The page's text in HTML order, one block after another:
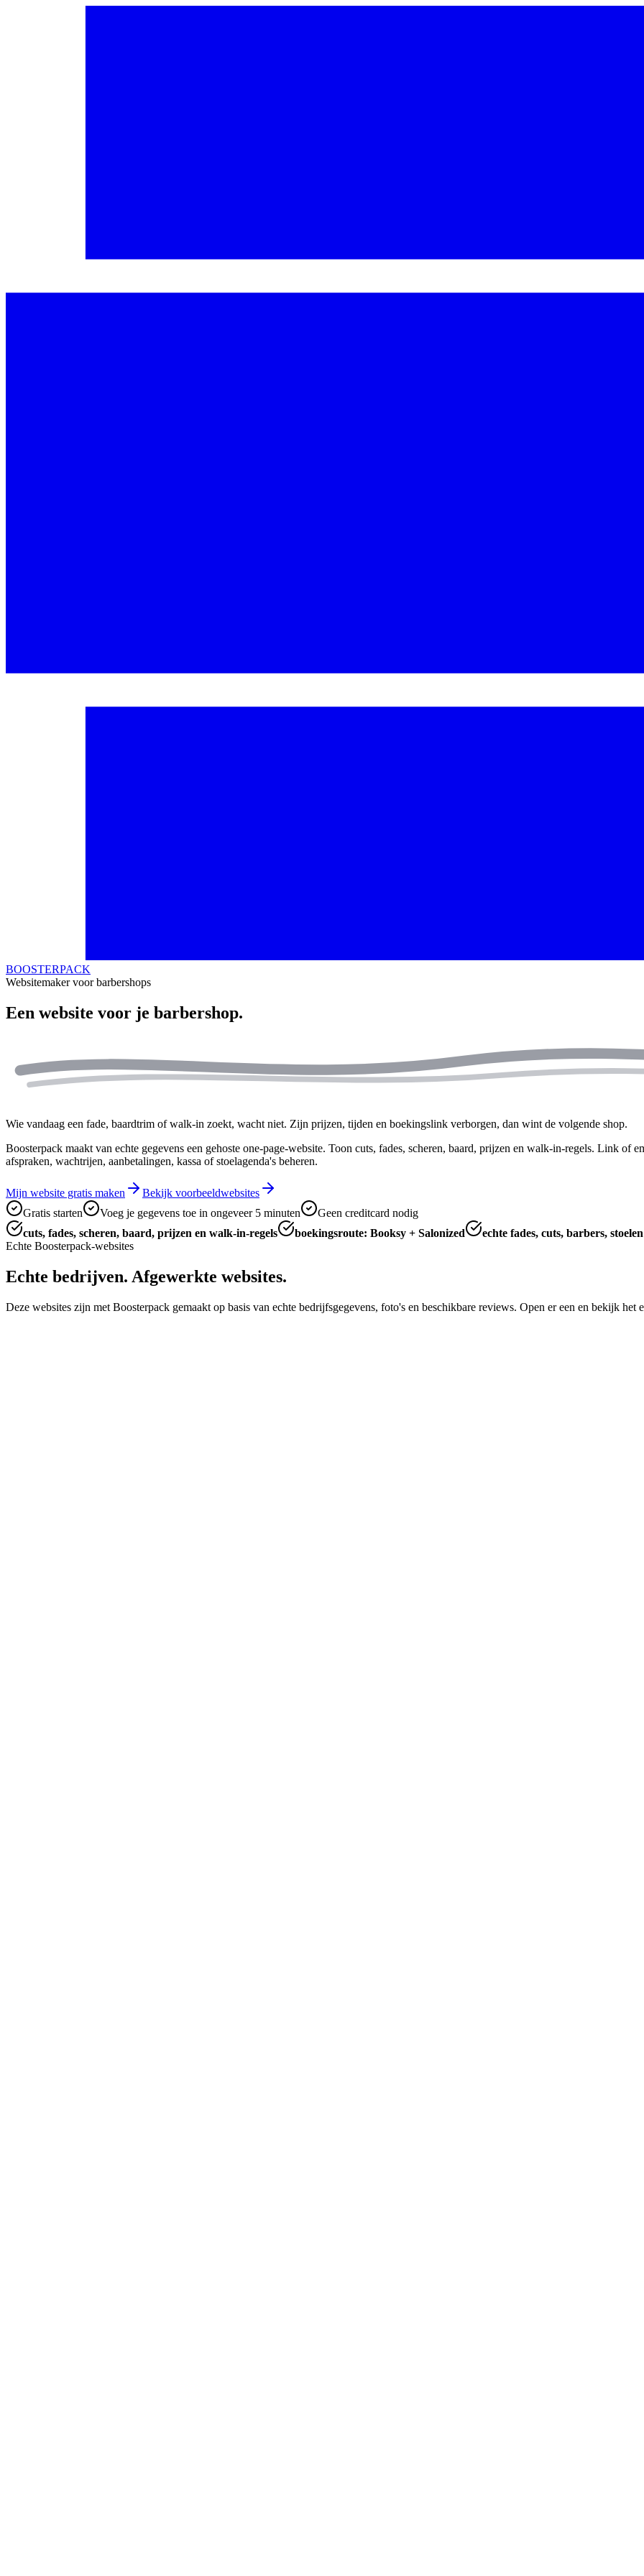
BOOSTERPACK
Websitemaker voor barbershops
Een website voor je barbershop.
Wie vandaag een fade, baardtrim of walk-in zoekt, wacht niet. Zijn prijzen, tijden en boekingslink verborgen, dan wint de volgende shop.
Boosterpack maakt van echte gegevens een gehoste one-page-website. Toon cuts, fades, scheren, baard, prijzen en walk-in-regels. Link of
afspraken, wachtrijen, aanbetalingen, kassa of stoelagenda's beheren.
Mijn website gratis maken
Bekijk voorbeeldwebsites
Gratis starten
Voeg je gegevens toe in ongeveer 5 minuten
Geen creditcard nodig
cuts, fades, scheren, baard, prijzen en walk-in-regels
boekingsroute: Booksy + Salonized
echte fades, cuts, barbers,
Echte Boosterpack-websites
Echte bedrijven. Afgewerkte websites.
Deze websites zijn met Boosterpack gemaakt op basis van echte bedrijfsgegevens, foto's en beschikbare reviews. Open er een en bekijk het